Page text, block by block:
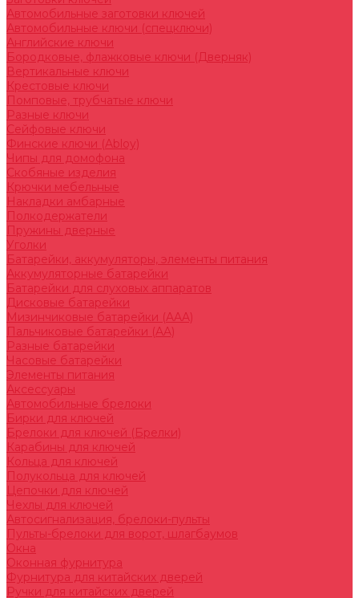
Автомобильные заготовки ключей
Автомобильные ключи (спецключи)
Английские ключи
Бородковые, флажковые ключи (Дверняк)
Вертикальные ключи
Крестовые ключи
Помповые, трубчатые ключи
Разные ключи
Сейфовые ключи
Финские ключи (Abloy)
Чипы для домофона
Скобяные изделия
Крючки мебельные
Накладки амбарные
Полкодержатели
Пружины дверные
Уголки
Батарейки, аккумуляторы, элементы питания
Аккумуляторные батарейки
Батарейки для слуховых аппаратов
Дисковые батарейки
Мизинчиковые батарейки (AAA)
Пальчиковые батарейки (AA)
Разные батарейки
Часовые батарейки
Элементы питания
Аксессуары
Автомобильные брелоки
Бирки для ключей
Брелоки для ключей (Брелки)
Карабины для ключей
Кольца для ключей
Полукольца для ключей
Цепочки для ключей
Чехлы для ключей
Автосигнализация, брелоки-пульты
Пульты-брелоки для ворот, шлагбаумов
Окна
Оконная фурнитура
Фурнитура для китайских дверей
Ручки для китайских дверей